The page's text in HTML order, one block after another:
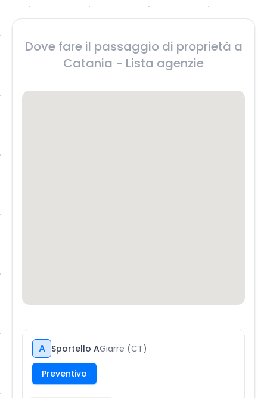
Dove fare il passaggio di proprietà a
Catania - Lista agenzie
A Sportello AGiarre (CT)
Preventivo